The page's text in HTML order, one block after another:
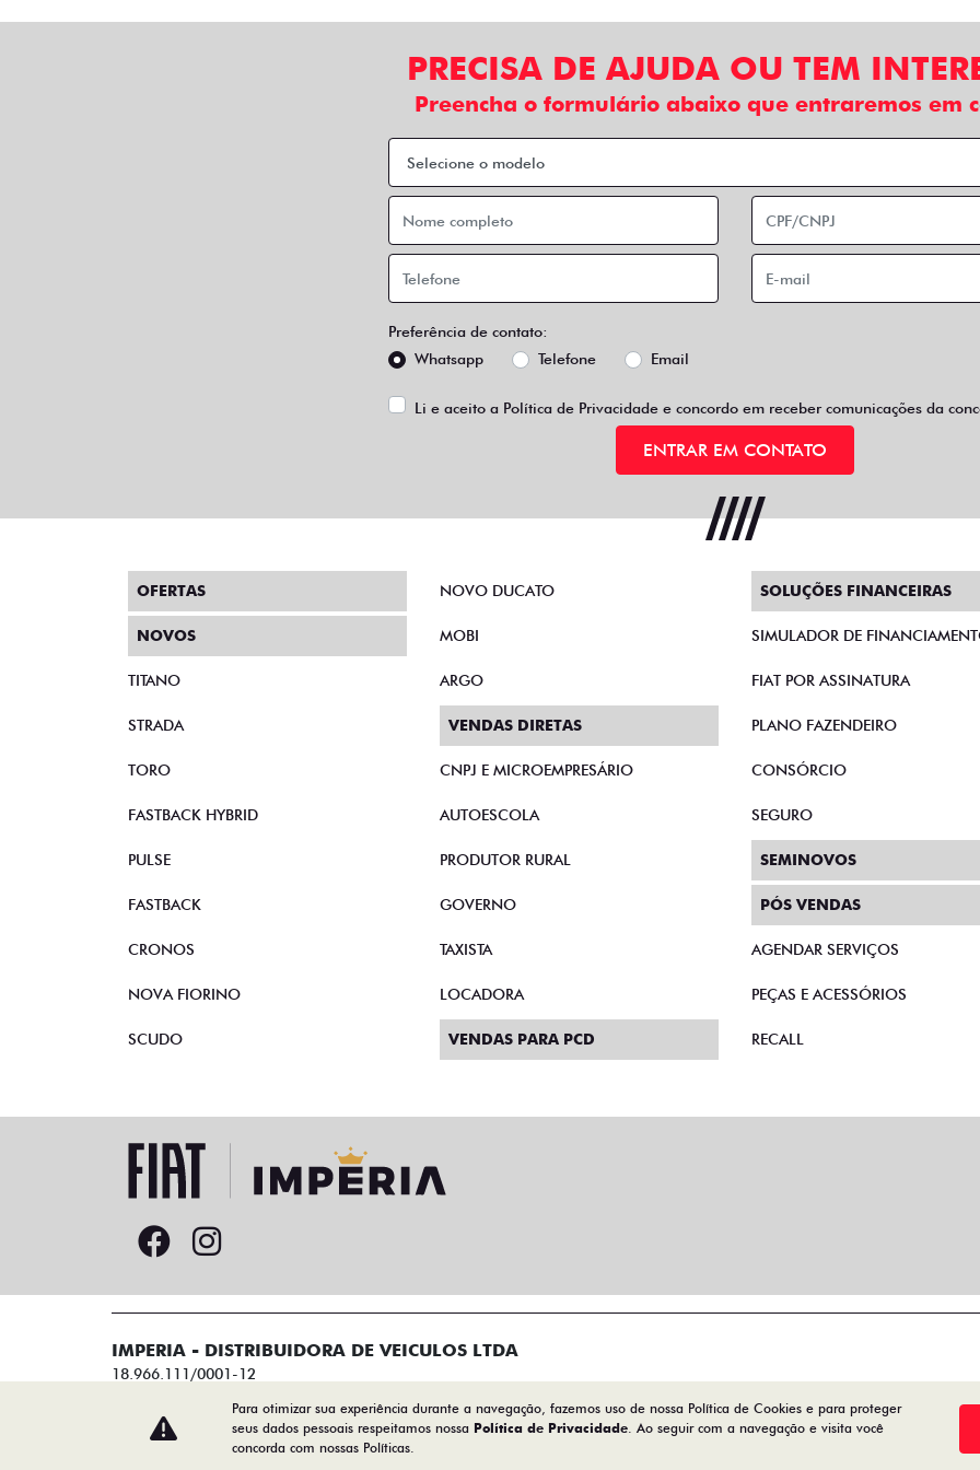
PRECISA DE AJUDA OU TEM
Preencha o formulário abaixo que entraremos em
Preferência de contato:
Whatsapp
Telefone Email
Li e aceito a Política de Privacidadee concordo em receber comunicações da
ENTRAR EM CONTATO
OFERTAS
NOVOS
TITANO
STRADA
TORO
FASTBACK HYBRID
PULSE
FASTBACK
CRONOS
NOVA FIORINO
SCUDO
NOVO DUCATO
MOBI
ARGO
VENDAS DIRETAS
CNPJ E MICROEMPRESÁRIO
AUTOESCOLA
PRODUTOR RURAL
GOVERNO
TAXISTA
LOCADORA
VENDAS PARA PCD
SOLUÇÕES FINANCEIRAS
SIMULADOR DE
FIAT POR ASSINATURA
PLANO FAZENDEIRO
CONSÓRCIO
SEGURO
SEMINOVOS
PÓS VENDAS
AGENDAR SERVIÇOS
PEÇAS E ACESSÓRIOS
RECALL
IMPERIA - DISTRIBUIDORA DE VEICULOS LTDA
18.966.111/0001-12
Para otimizar sua experiência durante a navegação, fazemos uso de nossa Política de Cookies e para proteger
seus dados pessoais respeitamos nossa Política de Privacidade. Ao seguir com a navegação e visita você
concorda com nossas Políticas.